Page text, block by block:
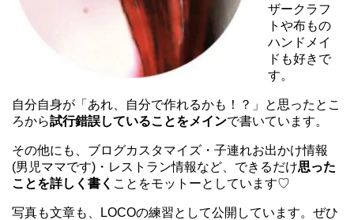
ザークラフ
トや布もの
ハンドメイ
ドも好きで
す。
自分自身が「あれ、自分で作れるかも！？」と思ったとこ
ろから試行錯誤していることをメインで書いています。
その他にも、ブログカスタマイズ・子連れお出かけ情報
(男児ママです)・レストラン情報など、できるだけ思った
ことを詳しく書く ことをモットーとしています♡
写真も文章も、LOCOの練習として公開しています。ぜひ